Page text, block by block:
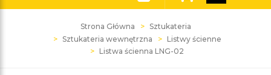
Strona Główna
Sztukateria
Sztukateria wewnętrzna
Listwy ścienne
Listwa ścienna LNG-02